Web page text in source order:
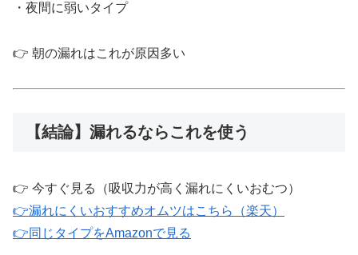
・夜間に弱いタイプ
👉 朝の漏れはこれが原因多い
【結論】漏れるならこれを使う
👉 今すぐ見る（吸収力が高く漏れにくいおむつ）
👉漏れにくいおすすめオムツはこちら（楽天）
👉同じタイプをAmazonで見る